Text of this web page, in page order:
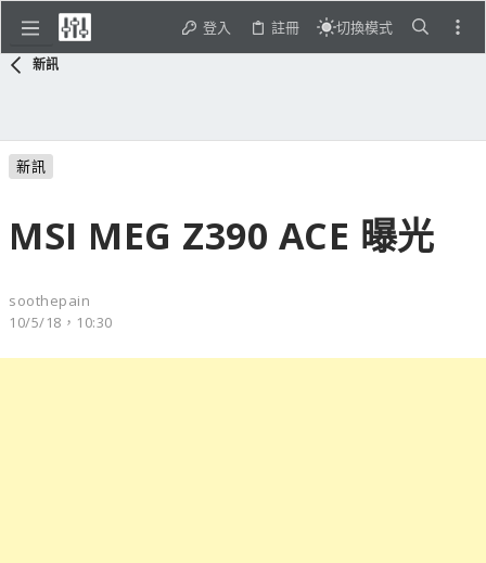
登入 註冊 切換模式
新訊
新訊
MSI MEG Z390 ACE 曝光
soothepain
10/5/18，10:30